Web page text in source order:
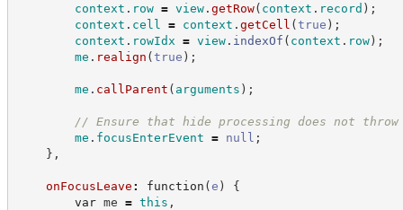
context . row = view. getRow( context . record ) ;
context . cell = context . getCell (true ) ;
context . rowIdx = view. indexOf ( context . row) ;
me . realign (true ) ;
me . callParent ( arguments ) ;
// Ensure that hide processing does not
me . focusEnterEvent = null ;
} ,
onFocusLeave : function (e )
{
var me = this ,